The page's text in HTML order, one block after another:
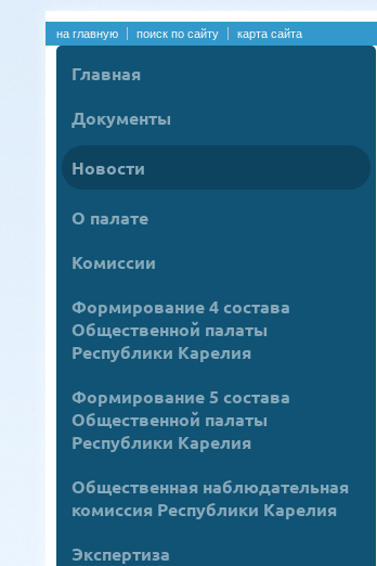
на главную поиск по сайту карта сайта
Главная
Документы
Новости
О палате
Комиссии
Формирование 4 состава
Общественной палаты
Республики Карелия
Формирование 5 состава
Общественной палаты
Республики Карелия
Общественная наблюдательная
комиссия Республики Карелия
Экспертиза